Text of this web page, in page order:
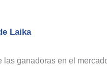
Laika
las ganadoras en el